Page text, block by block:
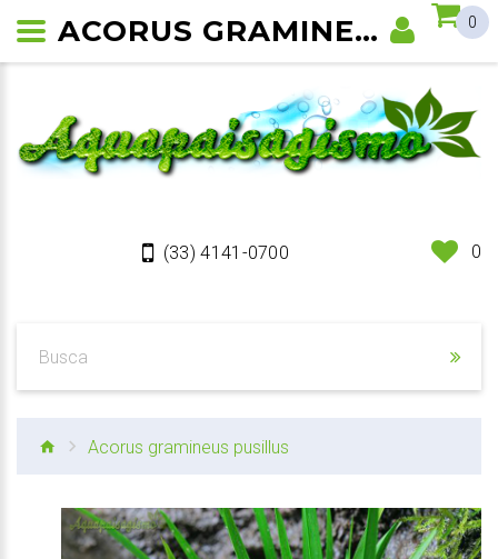
(33) 4141-0700 0
0
Acorus gramineus pusillus
ACORUS GRAMINEUS PUSILLUS PLANTA DE AQUÁRIO E LAGO